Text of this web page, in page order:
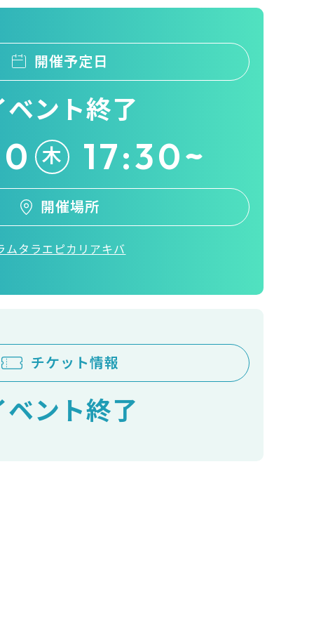
開催予定日
ベント終了
木 17:30~
開催場所
ムタラエピカリアキバ
チケット情報
ベント終了